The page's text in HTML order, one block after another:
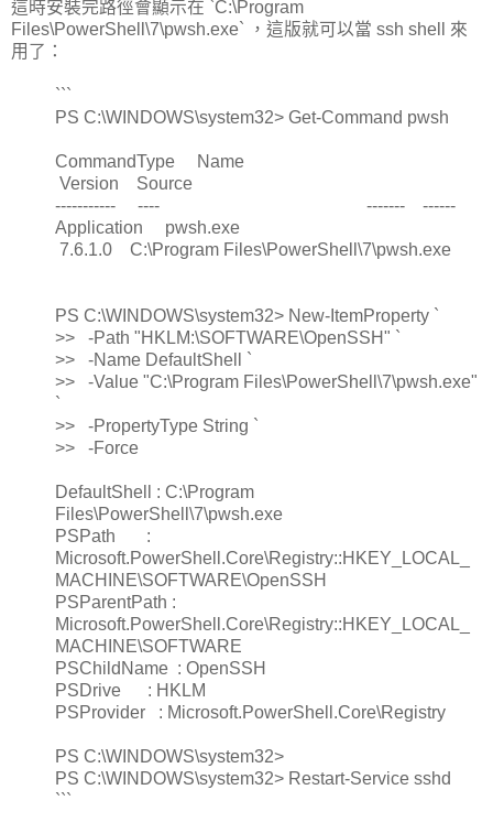
這時安裝完路徑會顯示在 `C:\Program
Files\PowerShell\7\pwsh.exe` ，這版就可以當 ssh shell 來
用了：
```
PS C:\WINDOWS\system32> Get-Command pwsh
CommandType Name
Version Source
----------- ---- ------- ------
Application pwsh.exe
7.6.1.0 C:\Program Files\PowerShell\7\pwsh.exe
PS C:\WINDOWS\system32> New-ItemProperty `
>> -Path "HKLM:\SOFTWARE\OpenSSH" `
>> -Name DefaultShell `
>> -Value "C:\Program Files\PowerShell\7\pwsh.exe"
`
>> -PropertyType String `
>> -Force
DefaultShell : C:\Program
Files\PowerShell\7\pwsh.exe
PSPath :
Microsoft.PowerShell.Core\Registry::HKEY_LOCAL_
MACHINE\SOFTWARE\OpenSSH
PSParentPath :
Microsoft.PowerShell.Core\Registry::HKEY_LOCAL_
MACHINE\SOFTWARE
PSChildName : OpenSSH
PSDrive : HKLM
PSProvider : Microsoft.PowerShell.Core\Registry
PS C:\WINDOWS\system32>
PS C:\WINDOWS\system32> Restart-Service sshd
```